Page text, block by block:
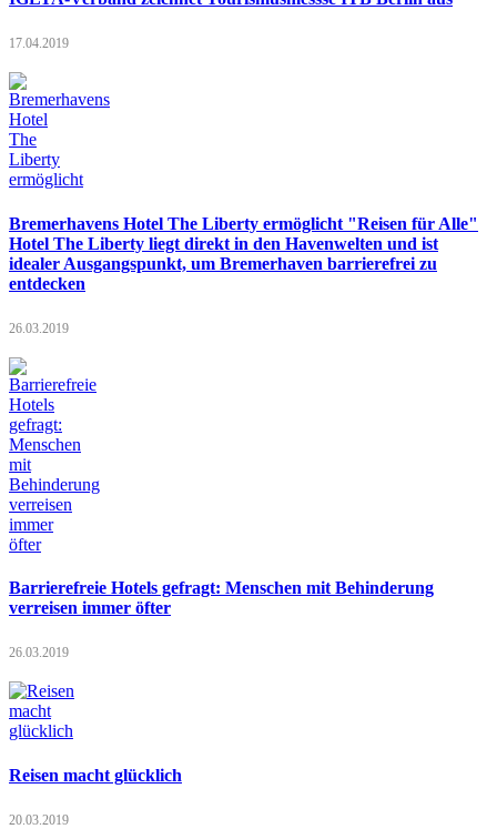
17.04.2019
Bremerhavens Hotel The Liberty ermöglicht "Reisen für Alle"
Hotel The Liberty liegt direkt in den Havenwelten und ist
idealer Ausgangspunkt, um Bremerhaven barrierefrei zu
entdecken
26.03.2019
Barrierefreie Hotels gefragt: Menschen mit Behinderung
verreisen immer öfter
26.03.2019
Reisen macht glücklich
20.03.2019